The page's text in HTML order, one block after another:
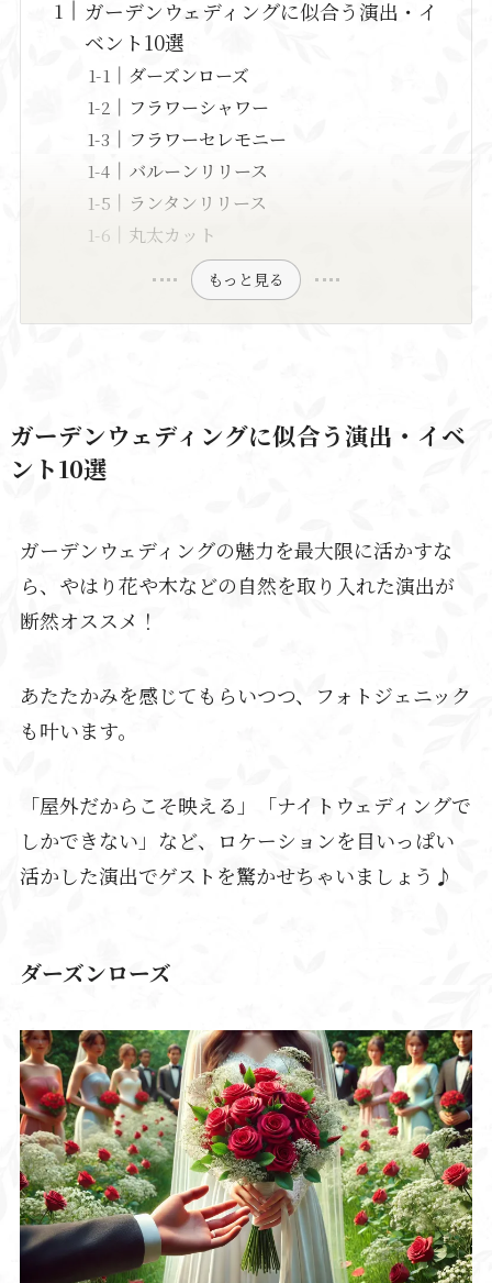
ガーデンウェディングに似合う演出・イ
ベント10選
ダーズンローズ
フラワーシャワー
フラワーセレモニー
バルーンリリース
ランタンリリース
丸太カット
もっと見る
ガーデンウェディングに似合う演出・イベ
ント10選
ガーデンウェディングの魅力を最大限に活かすな
ら、やはり花や木などの自然を取り入れた演出が
断然オススメ！
あたたかみを感じてもらいつつ、フォトジェニック
も叶います。
「屋外だからこそ映える」「ナイトウェディングで
しかできない」など、ロケーションを目いっぱい
活かした演出でゲストを驚かせちゃいましょう♪
ダーズンローズ